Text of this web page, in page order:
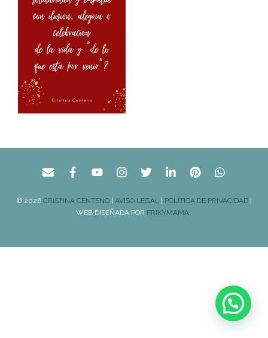
© 2026 CRISTINA CENTENO| AVISO LEGAL| POLÍTICA DE PRIVACIDAD|
WEB DISEÑADA POR FRIKYMAMA